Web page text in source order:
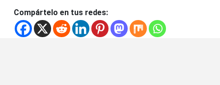
Compártelo en tus redes: